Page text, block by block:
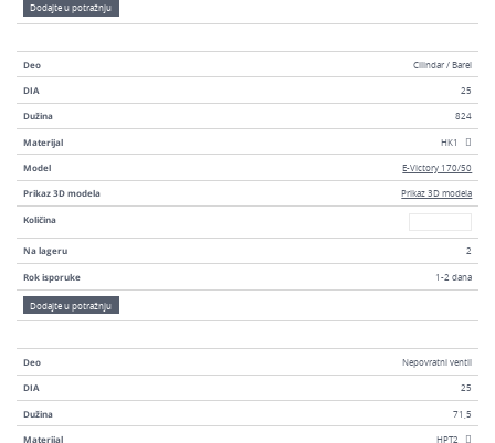
Dodajte u potražnju
Deo Cilindar / Barel
DIA 25
Dužina 824
Materijal HK1
Model E-Victory 170/50
Prikaz 3D modela Prikaz 3D modela
Količina
Na lageru 2
Rok isporuke 1-2 dana
Dodajte u potražnju
Deo Nepovratni ventil
DIA 25
Dužina 71,5
Materijal HPT2